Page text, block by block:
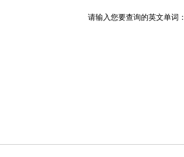
请输入您要查询的英文单词：